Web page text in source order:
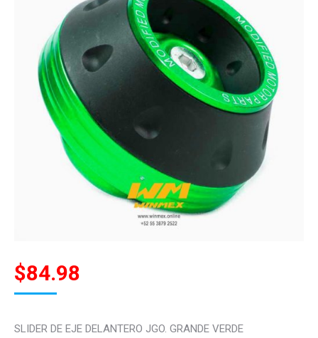
$84.98
SLIDER DE EJE DELANTERO JGO. GRANDE VERDE